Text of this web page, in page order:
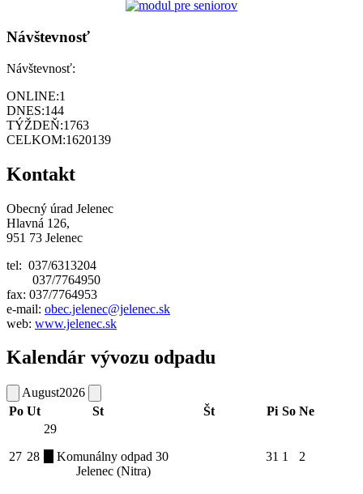
Návštevnosť
Návštevnosť:
ONLINE:1
DNES:144
TÝŽDEŇ:1763
CELKOM:1620139
Kontakt
Obecný úrad Jelenec
Hlavná 126,
951 73 Jelenec
tel: 037/6313204
037/7764950
fax: 037/7764953
e-mail: obec.jelenec@jelenec.sk
web: www.jelenec.sk
Kalendár vývozu odpadu
August2026
Po Ut St Št Pi So Ne
27 28
29
Komunálny odpad
Jelenec (Nitra)
30 31 1 2